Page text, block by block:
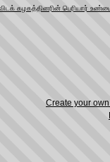
கழகத்தினரின் பெரியார்
Create your